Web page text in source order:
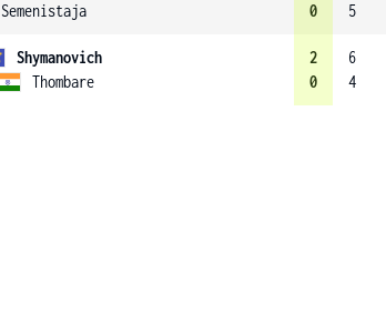
Semenistaja
0
5
Shymanovich
Thombare
2
0
6
4